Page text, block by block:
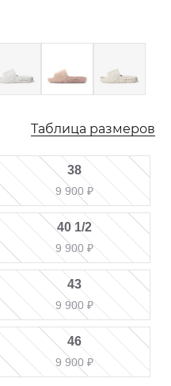
Таблица размеров
38
9 900 ₽
40 1/2
9 900 ₽
43
9 900 ₽
46
9 900 ₽